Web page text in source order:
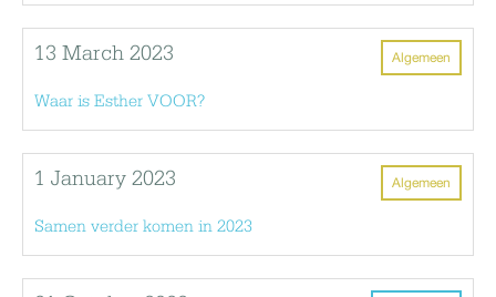
Algemeen
13 March 2023
Waar is Esther VOOR?
Algemeen
1 January 2023
Samen verder komen in 2023